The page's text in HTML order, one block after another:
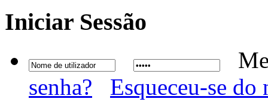
Iniciar Sessão
senha?
Esqueceu-se